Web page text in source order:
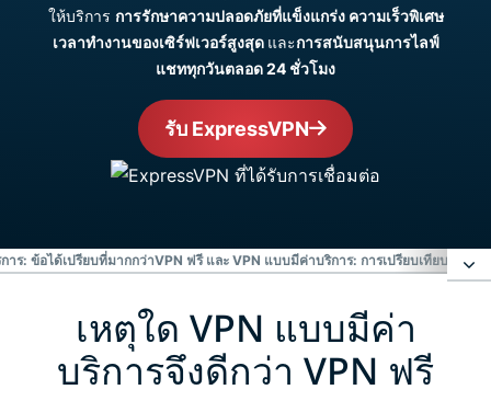
ให้บริการ การรักษาความปลอดภัยที่แข็งแกร่ง ความเร็วพิเศษ
เวลาทำงานของเซิร์ฟเวอร์สูงสุด และการสนับสนุนการไลฟ์
แชททุกวันตลอด 24 ชั่วโมง
รับ ExpressVPN
าร: ข้อได้เปรียบที่มากกว่าVPN ฟรี และ VPN แบบมีค่าบริการ: การเปรียบเทียบ ยังไม่
เหตุใด VPN แบบมีค่าบริการจึงดีกว่า VPN ฟรี
4 ความเสี่ยงของ ผู้ให้บริการ VPN 'ฟรี'
เหตุใด VPN แบบมีค่า
บริการจึงดีกว่า VPN ฟรี